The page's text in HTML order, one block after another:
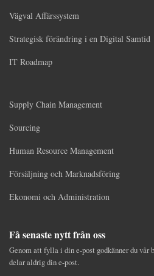
Vägval Affärssystem
Strategisk förändring i en Digital Samtid
IT Roadmap
Supply Chain Management
Sourcing
Human Resource Management
Försäljning och Marknadsföring
Ekonomi och Administration
Få senaste nytt från oss
Genom att fylla i din e-post godkänner du vår
delar aldrig din e-post.